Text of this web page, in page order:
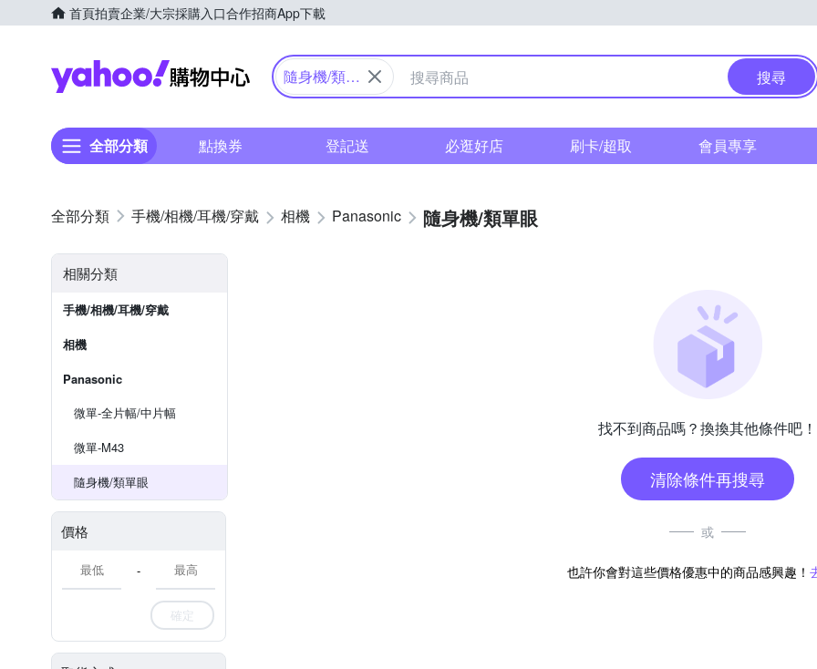
首頁拍賣企業/大宗採購入口合作招商App下載
Yahoo購物中心
隨身機/類單
搜尋
全部分類 點換券 登記送 必逛好店 刷卡/超取 會員專享
手機/相機/耳機/穿戴 相機 Panasonic 隨身機/類單眼
相關分類
手機/相機/耳機/穿戴
相機
Panasonic
微單-全片幅/中片幅
微單-M43
隨身機/類單眼
價格
-
確定
找不到商品嗎？換換其他條件吧！
清除條件再搜尋
或
也許你會對這些價格優惠中的商品感興趣！